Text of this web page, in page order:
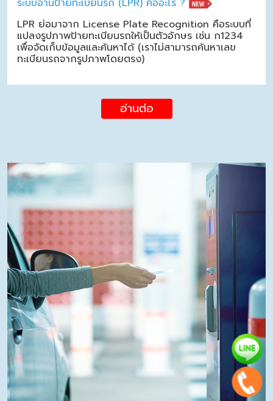
ระบบอ่านป้ายทะเบียนรถ (LPR) คืออะไร ?
LPR ย่อมาจาก License Plate Recognition คือระบบที่
แปลงรูปภาพป้ายทะเบียนรถให้เป็นตัวอักษร เช่น ก1234
เพื่อจัดเก็บข้อมูลและค้นหาได้ (เราไม่สามารถค้นหาเลข
ทะเบียนรถจากรูปภาพโดยตรง)
อ่านต่อ